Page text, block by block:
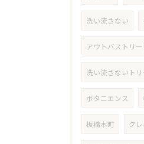
洗い流さない
アウトバストリ
洗い流さないト
ボタニエンス
板橋本町 ク